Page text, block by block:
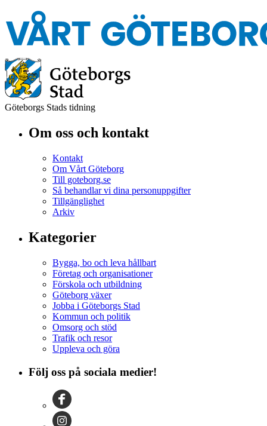
Göteborgs Stads tidning
Om oss och kontakt
Kontakt
Om Vårt Göteborg
Till goteborg.se
Så behandlar vi dina personuppgifter
Tillgänglighet
Arkiv
Kategorier
Bygga, bo och leva hållbart
Företag och organisationer
Förskola och utbildning
Göteborg växer
Jobba i Göteborgs Stad
Kommun och politik
Omsorg och stöd
Trafik och resor
Uppleva och göra
Följ oss på sociala medier!